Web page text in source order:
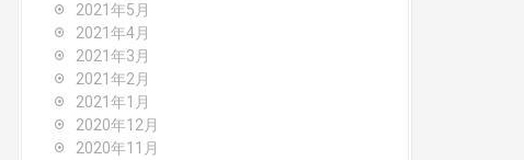
2021年5月
2021年4月
2021年3月
2021年2月
2021年1月
2020年12月
2020年11月